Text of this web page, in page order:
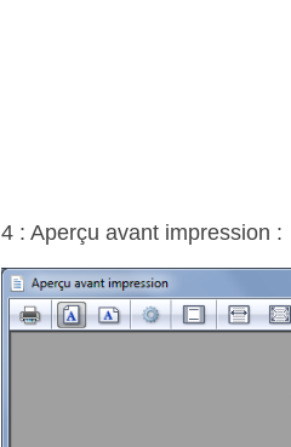
4 : Aperçu avant impression :